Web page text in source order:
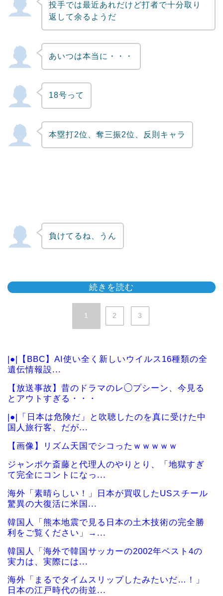
投手では最近あれだけど打者で十分取り
返して余るようだ
あいつは本当に・・・
18号って
本塁打2位、奪三振2位、反則キャラ
負けてるね、うん
続きを読む
1 2 3
|●|【BBC】AI使い全く新しいウイルス16種類の全
遺伝情報設...
【放送事故】昔のドラマのレ◯プシーン、今見る
とアウトすぎる・・・
|●|「日本は危険だ」と吹聴したのを真に受けた中
国人旅行客、だが...
【画像】リズム天国でシコったｗｗｗｗｗ
ジャンポケ斎藤と代理人のやりとり、「地獄すぎ
て完全にコントになっ...
海外「素晴らしい！」日本が買収したUSスチール
驚異の大復活に米国...
韓国人「熊本地震で見る日本の土木技術の完全勝
利をご覧ください」→...
韓国人「海外で韓国サッカーの2002年ベスト4の
実力は、実際には...
海外「まるでタイムスリップしたみたいだ…！」
日本の江戸時代の街並...